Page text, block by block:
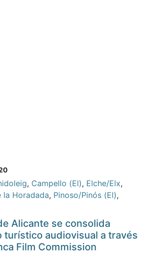
, Campello (El), Elche/Elx,
la Horadada, Pinoso/Pinós (El),
Alicante se consolida
turístico audiovisual a través
Film Commission